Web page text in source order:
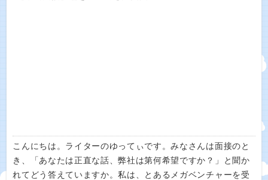
こんにちは。ライターのゆってぃです。みなさんは面接のと
き、「あなたは正直な話、弊社は第何希望ですか？」と聞か
れてどう答えていますか。私は、とあるメガベンチャーを受